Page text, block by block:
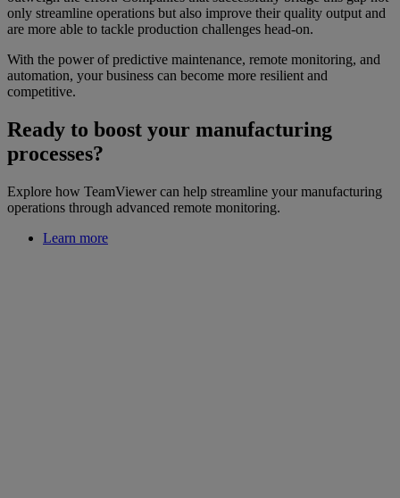
only streamline operations but also improve their quality output and
are more able to tackle production challenges head-on.
With the power of predictive maintenance, remote monitoring, and
automation, your business can become more resilient and
competitive.
Ready to boost your manufacturing
processes?
Explore how TeamViewer can help streamline your manufacturing
operations through advanced remote monitoring.
Learn more